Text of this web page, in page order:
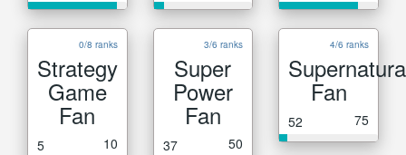
0/8 ranks
Strategy
Game
Fan
5 10
3/6 ranks
Super
Power
Fan
37 50
4/6 ranks
Fan
52 75